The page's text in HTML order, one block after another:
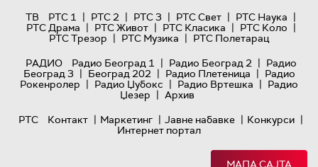
ТВ
РТС 1 | РТС 2 | РТС 3 | РТС Свет | РТС Наука |
РТС Драма | РТС Живот | РТС Класика | РТС Коло |
РТС Трезор | РТС Музика | РТС Полетарац
РАДИО
Радио Београд 1 | Радио Београд 2 | Радио
Београд 3 | Београд 202 | Радио Плетеница | Радио
Рокенролер | Радио Џубокс | Радио Вртешка | Радио
Џезер | Архив
РТС
Контакт | Маркетинг | Јавне набавке | Конкурси |
Интернет портал
МАПА САЈТА